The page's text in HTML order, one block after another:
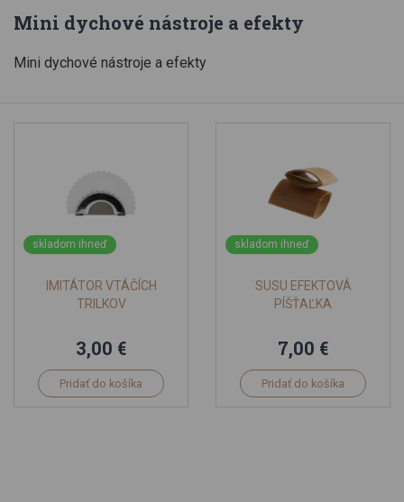
Mini dychové nástroje a efekty
Mini dychové nástroje a efekty
skladom ihneď
IMITÁTOR VTÁČÍCH
TRILKOV
3,00 €
Pridať do košíka
skladom ihneď
SUSU EFEKTOVÁ
PÍŠŤAĽKA
7,00 €
Pridať do košíka